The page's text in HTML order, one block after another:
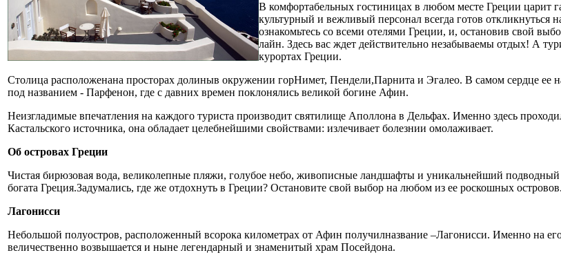
В комфортабельных гостиницах в любом месте Греции царит
культурный и вежливый персонал всегда готов откликнуться
ознакомьтесь со всеми отелями Греции, и, остановив свой
лайн. Здесь вас ждет действительно незабываемы отдых! А
курортах Греции.
Столица расположенана просторах долиныв окружении горНимет, Пендели,Парнита и Эгалео. В самом сердце ее
под названием - Парфенон, где с давних времен поклонялись великой богине Афин.
Неизгладимые впечатления на каждого туриста производит святилище Аполлона в Дельфах. Именно здесь
Кастальского источника, она обладает целебнейшими свойствами: излечивает болезнии омолаживает.
Об островах Греции
Чистая бирюзовая вода, великолепные пляжи, голубое небо, живописные ландшафты и уникальнейший
богата Греция.Задумались, где же отдохнуть в Греции? Остановите свой выбор на любом из ее роскошных островов.
Лагонисси
Небольшой полуостров, расположенный всорока километрах от Афин получилназвание –Лагонисси. Именно на
величественно возвышается и ныне легендарный и знаменитый храм Посейдона.